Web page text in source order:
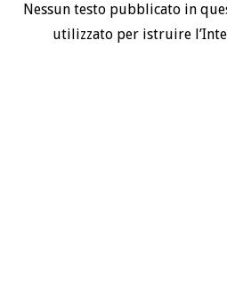
Nessun testo pubblicato in
utilizzato per istruire